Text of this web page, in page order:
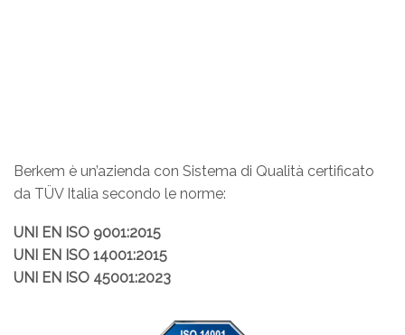
Berkem è un’azienda con Sistema di Qualità certificato
da TÜV Italia secondo le norme:
UNI EN ISO 9001:2015
UNI EN ISO 14001:2015
UNI EN ISO 45001:2023